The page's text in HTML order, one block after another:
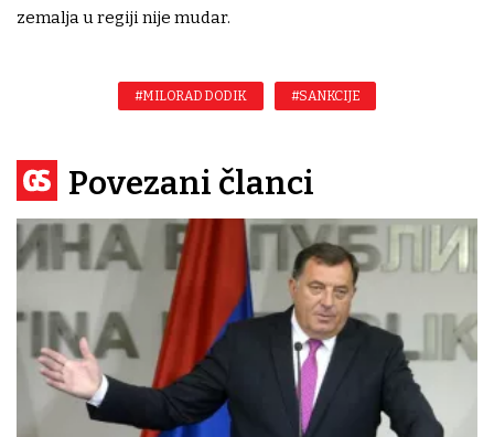
zemalja u regiji nije mudar.
#MILORAD DODIK #SANKCIJE
Povezani članci